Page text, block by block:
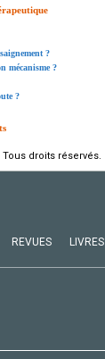
?
mécanisme ?
?
droits réservés.
REVUES LIVRES